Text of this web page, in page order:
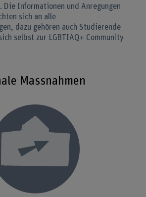
Die Informationen und Anregungen
sich an alle
dazu gehören auch Studierende
selbst zur LGBTIAQ+ Community
Massnahmen